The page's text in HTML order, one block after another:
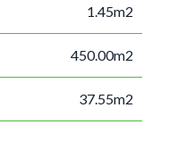
1.45m2
450.00m2
37.55m2